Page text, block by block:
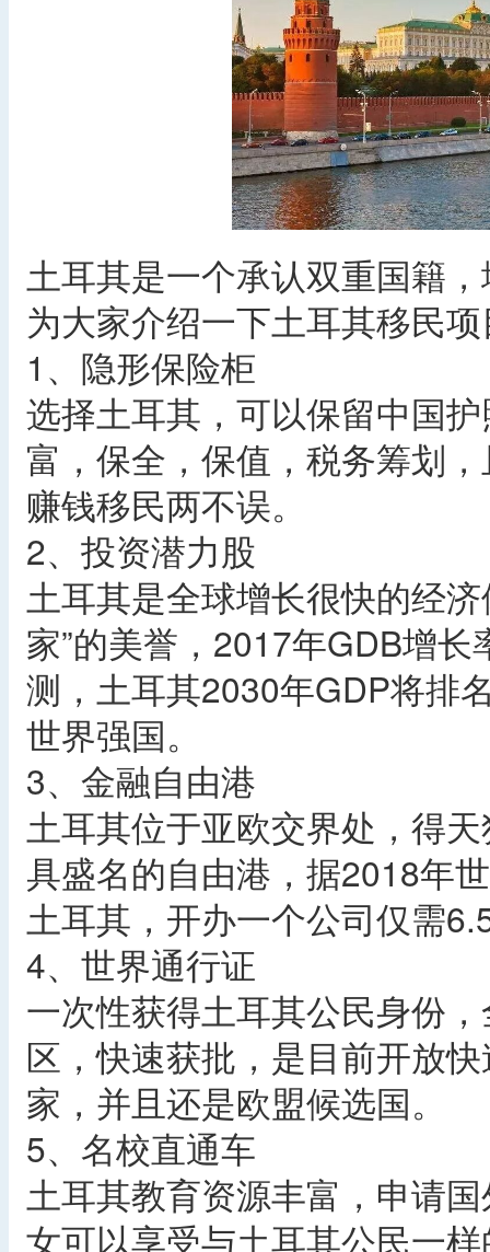
土耳其是一个承认双重国籍
为大家介绍一下土耳其移民
1、隐形保险柜
选择土耳其，可以保留中国
富，保全，保值，税务筹划
赚钱移民两不误。
2、投资潜力股
土耳其是全球增长很快的经
家”的美誉，2017年GDB增
测，土耳其2030年GDP将排
世界强国。
3、金融自由港
土耳其位于亚欧交界处，得
具盛名的自由港，据2018年
土耳其，开办一个公司仅需
4、世界通行证
一次性获得土耳其公民身份
区，快速获批，是目前开放
家，并且还是欧盟候选国。
5、名校直通车
土耳其教育资源丰富，申请
女可以享受与土耳其公民一